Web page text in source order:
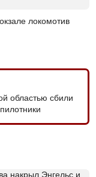
локомотив
областью сбили